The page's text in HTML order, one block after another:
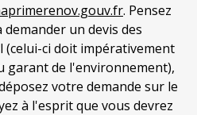
. Pensez
un devis des
ci doit impérativement
garant de l'environnement),
votre demande sur le
à l'esprit que vous devrez